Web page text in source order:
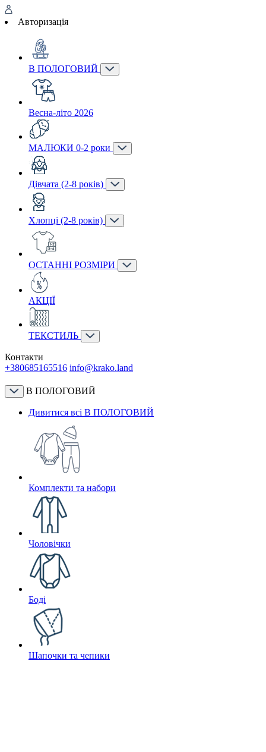
Авторизація
В ПОЛОГОВИЙ
Весна-літо 2026
МАЛЮКИ 0-2 роки
Дівчата (2-8 років)
Хлопці (2-8 років)
ОСТАННІ РОЗМІРИ
АКЦІЇ
ТЕКСТИЛЬ
Контакти
+380685165516 info@krako.land
В ПОЛОГОВИЙ
Дивитися всі В ПОЛОГОВИЙ
Комплекти та набори
Чоловічки
Боді
Шапочки та чепики